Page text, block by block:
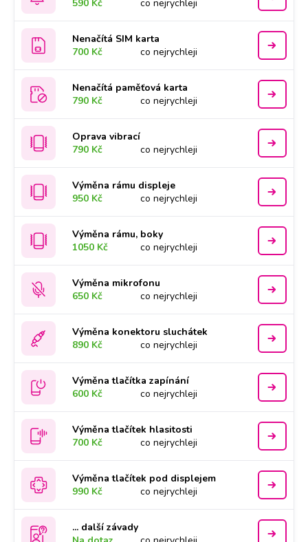
590 Kč
co nejrychleji
Nenačítá SIM karta
700 Kč
co nejrychleji
Nenačítá paměťová karta
790 Kč
co nejrychleji
Oprava vibrací
790 Kč
co nejrychleji
Výměna rámu displeje
950 Kč
co nejrychleji
Výměna rámu, boky
1050 Kč
co nejrychleji
Výměna mikrofonu
650 Kč
co nejrychleji
Výměna konektoru sluchátek
890 Kč
co nejrychleji
Výměna tlačítka zapínání
600 Kč
co nejrychleji
Výměna tlačítek hlasitosti
700 Kč
co nejrychleji
Výměna tlačítek pod displejem
990 Kč
co nejrychleji
... další závady